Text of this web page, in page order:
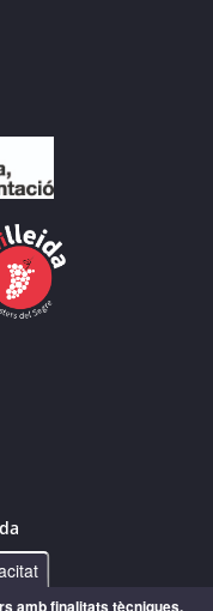
amb finalitats tècniques,